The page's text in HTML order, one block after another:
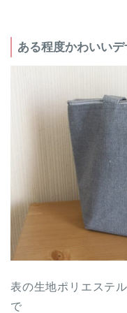
ある程度かわいいデ
表の生地ポリエステ
で